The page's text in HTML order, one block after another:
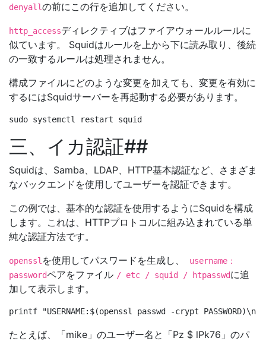
denyallの前にこの行を追加してください。
http_accessディレクティブはファイアウォールルールに
似ています。 Squidはルールを上から下に読み取り、後続
の一致するルールは処理されません。
構成ファイルにどのような変更を加えても、変更を有効に
するにはSquidサーバーを再起動する必要があります。
三、イカ認証##
Squidは、Samba、LDAP、HTTP基本認証など、さまざま
なバックエンドを使用してユーザーを認証できます。
この例では、基本的な認証を使用するようにSquidを構成
します。これは、HTTPプロトコルに組み込まれている単
純な認証方法です。
openssl を使用してパスワードを生成し、
username：
passwordペアをファイル / etc / squid / htpasswdに追
加して表示します。
たとえば、「mike」のユーザー名と「Pz $ lPk76」のパ